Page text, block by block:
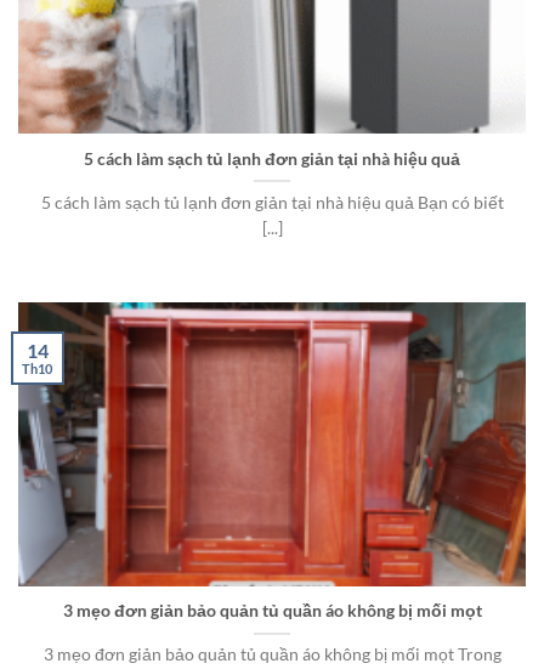
5 cách làm sạch tủ lạnh đơn giản tại nhà hiệu quả
5 cách làm sạch tủ lạnh đơn giản tại nhà hiệu quả Bạn có biết
[...]
3 mẹo đơn giản bảo quản tủ quần áo không bị mối mọt
3 mẹo đơn giản bảo quản tủ quần áo không bị mối mọt Trong
14
Th10